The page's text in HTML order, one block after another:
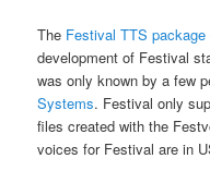
The Festival TTS package
development of Festival
was only known by a few
Systems. Festival only
files created with the
voices for Festival are in